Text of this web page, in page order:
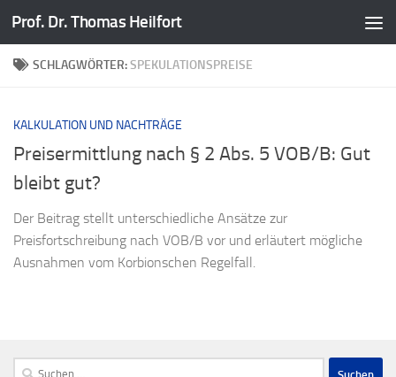
Zum Inhalt springen
Prof. Dr. Thomas Heilfort
SCHLAGWÖRTER:SPEKULATIONSPREISE
KALKULATION UND NACHTRÄGE
Preisermittlung nach § 2 Abs. 5 VOB/B: Gut
bleibt gut?
Der Beitrag stellt unterschiedliche Ansätze zur
Preisfortschreibung nach VOB/B vor und erläutert mögliche
Ausnahmen vom Korbionschen Regelfall.
Suchen